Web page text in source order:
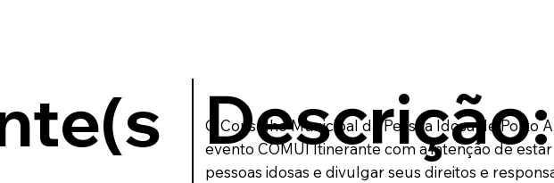
Descrição:
O Conselho Municipal da Pessoa Idosa de Porto
evento COMUI Itinerante com a intenção de
pessoas idosas e divulgar seus direitos e